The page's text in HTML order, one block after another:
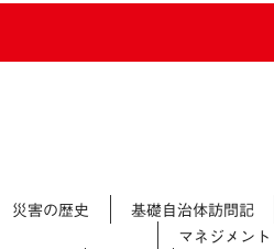
災害の歴史 基礎自治体訪問記
マネジメント